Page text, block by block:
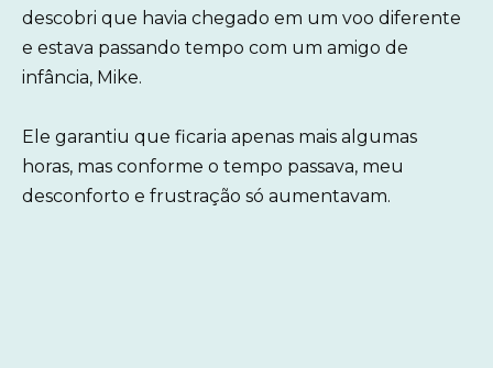
descobri que havia chegado em um voo diferente
e estava passando tempo com um amigo de
infância, Mike.
Ele garantiu que ficaria apenas mais algumas
horas, mas conforme o tempo passava, meu
desconforto e frustração só aumentavam.